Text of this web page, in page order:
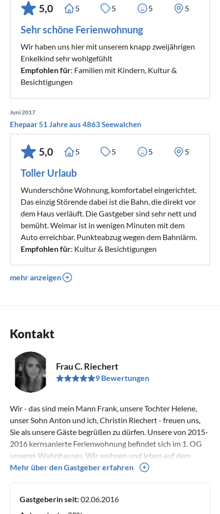
5,0 5 5 5 5
Sehr schöne Ferienwohnung
Wir haben uns hier mit unserem knapp zweijährigen
Enkelkind sehr wohlgefühlt
Empfohlen für: Familien mit Kindern, Kultur &
Besichtigungen
Juni 2017
Ehepaar 51 Jahre aus 4863 Seewalchen
5,0 5 5 5 5
Toller Urlaub
Wunderschöne Wohnung, komfortabel eingerichtet.
Das einzig Störende dabei ist die Bahn, die direkt vor
dem Haus verläuft. Die Gastgeber sind sehr nett und
bemüht. Weimar ist in wenigen Minuten mit dem
Auto erreichbar. Punkteabzug wegen dem Bahnlärm.
Empfohlen für: Kultur & Besichtigungen
mehr anzeigen
Kontakt
Frau C. Riechert
9 Bewertungen
Wir - das sind mein Mann Frank, unsere Tochter Helene,
unser Sohn Anton und ich, Christin Riechert - freuen uns,
Sie als unsere Gäste begrüßen zu dürfen. Unsere von 2015-
2016 kernsanierte Ferienwohnung befindet sich im 1. OG
unseres Wohnhauses. Wir wohnen und leben auf dem
Gelände der ehemaligen LPG "Edwin Hörnle" seit 2011. Seit
auf. Wir verbrachten und verbringen noch den größten Teil
Mehr über den Gastgeber erfahren
Gastgeberin seit:02.06.2016